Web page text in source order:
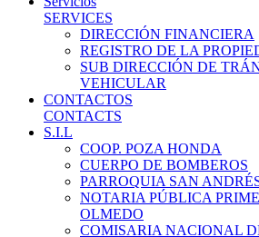
SERVICES
DIRECCIÓN FINANCIERA
REGISTRO DE LA
SUB DIRECCIÓN DE
VEHICULAR
CONTACTOS
CONTACTS
S.I.L
COOP. POZA HONDA
CUERPO DE BOMBEROS
PARROQUIA SAN
NOTARIA PÚBLICA
OLMEDO
COMISARIA NACIONAL